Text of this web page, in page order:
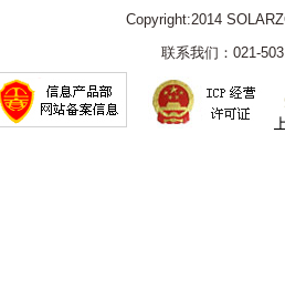
Copyright:2014
联系我们：021-